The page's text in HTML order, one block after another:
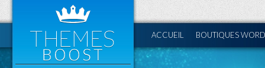
ACCUEIL BOUTIQUES